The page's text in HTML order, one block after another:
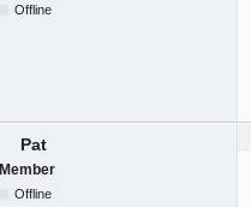
Offline
Pat
Member
Offline